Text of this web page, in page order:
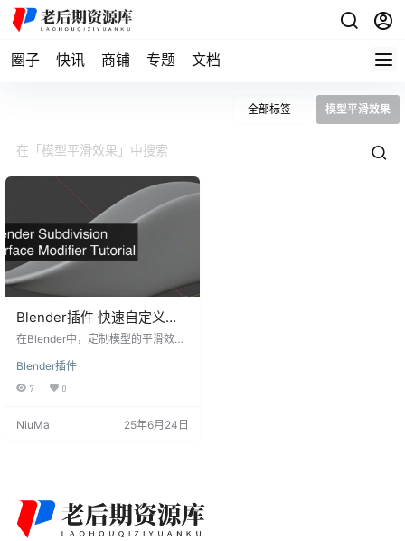
圈子 快讯 商铺 专题 文档
全部标签 模型平滑效果
Blender插件 快速自定义模
型平滑效果 Easy
在Blender中，定制模型的平滑效果
有了Easy Smoothies v1.0.0这个强
大的Blender插件，您可以快速、轻
修饰器。本文将为您详细介绍该插
Blender插件
7 0
NiuMa 25年6月24日